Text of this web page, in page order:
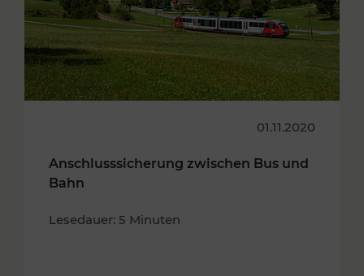
01.11.2020
Anschlusssicherung zwischen Bus und
Bahn
Lesedauer: 5 Minuten